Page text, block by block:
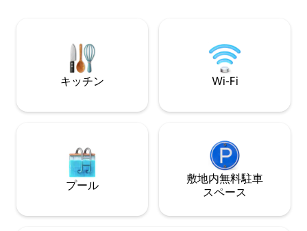
ます。このヴィラ
テル・ティメオが
使わない滞在や結
キッチン Wi-Fi
プール
敷地内無料駐⁠車
ス⁠ペ⁠ー⁠ス